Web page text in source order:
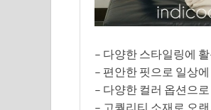
– 다양한 스타일링에
– 편안한 핏으로 일상
– 다양한 컬러 옵션으
– 고퀄리티 소재로 오